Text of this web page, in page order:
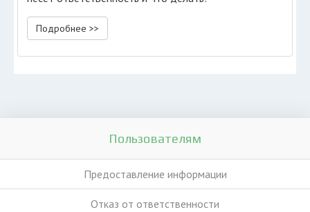
Подробнее >>
Пользователям
Предоставление информации
Отказ от ответственности